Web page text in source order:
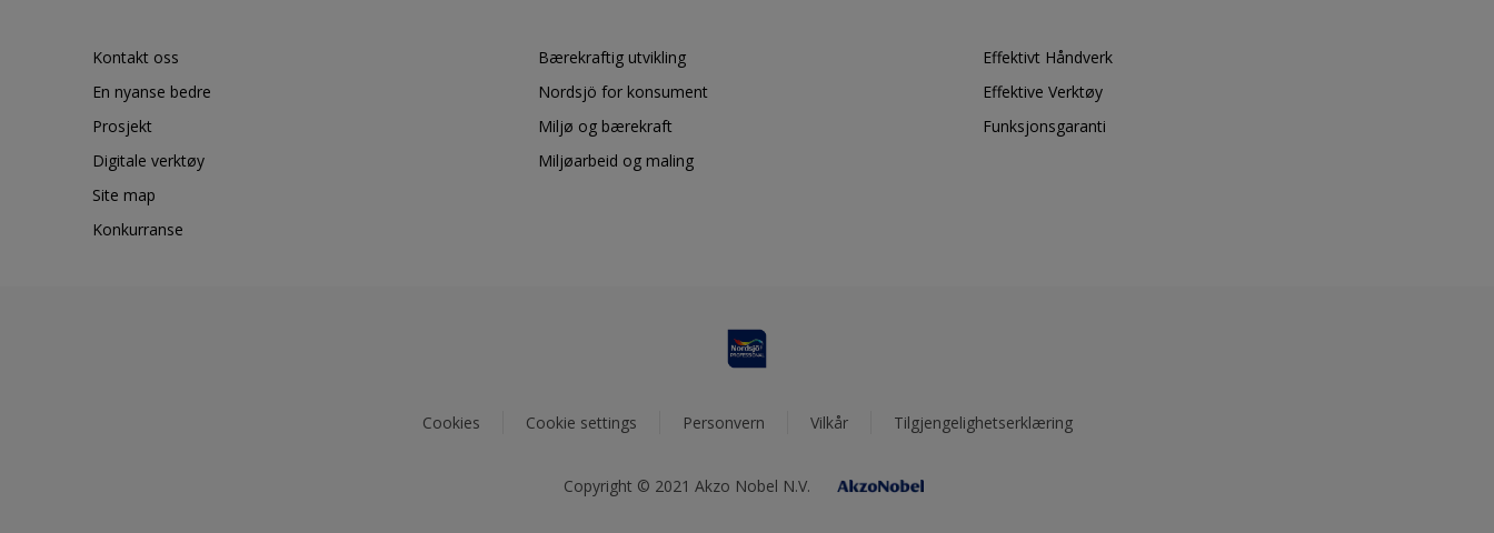
Kontakt oss
En nyanse bedre
Prosjekt
Digitale verktøy
Site map
Konkurranse
Bærekraftig utvikling
Nordsjö for konsument
Miljø og bærekraft
Miljøarbeid og maling
Effektivt Håndverk
Effektive Verktøy
Funksjonsgaranti
Cookies Cookie settings Personvern Vilkår Tilgjengelighetserklæring
Copyright © 2021 Akzo Nobel N.V.